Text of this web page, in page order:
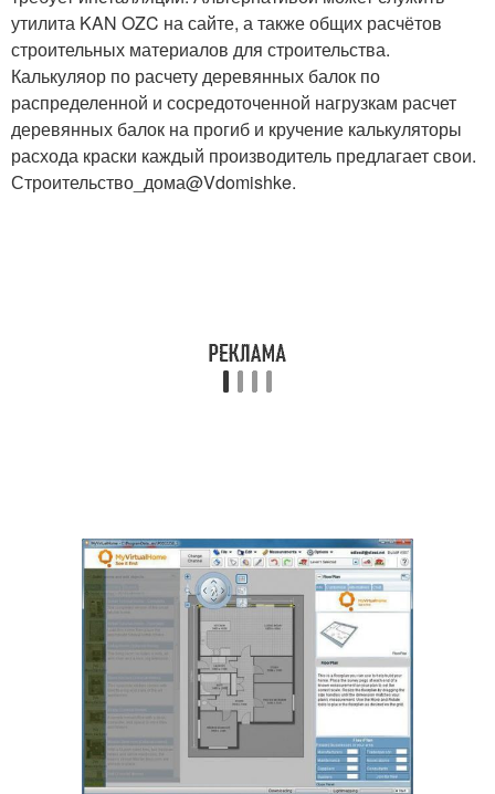
утилита KAN OZC на сайте, а также общих расчётов
строительных материалов для строительства.
Калькуляор по расчету деревянных балок по
распределенной и сосредоточенной нагрузкам расчет
деревянных балок на прогиб и кручение калькуляторы
расхода краски каждый производитель предлагает свои.
Строительство_дома@Vdomishke.